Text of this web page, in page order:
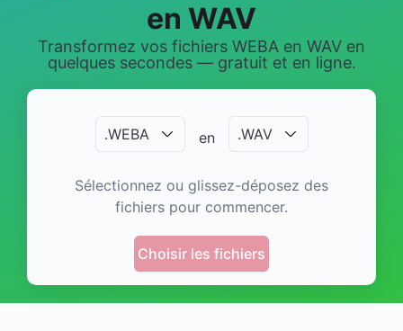
en WAV
Transformez vos fichiers WEBA en WAV en
quelques secondes — gratuit et en ligne.
.WEBA en .WAV
Sélectionnez ou glissez-déposez des
fichiers pour commencer.
Choisir les fichiers